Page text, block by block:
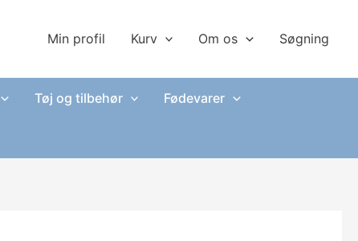
Min profil Kurv Om os Søgning
Tøj og tilbehør Fødevarer